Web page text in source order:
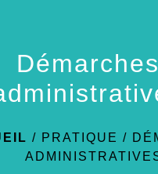
Démarches
/ PRATIQUE /